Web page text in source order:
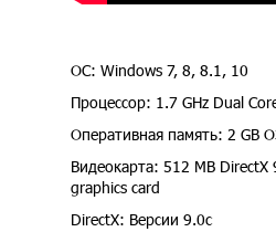
ОС: Windows 7, 8, 8.1, 10
Процессор: 1.7 GHz Dual
Оперативная память: 2 GB
Видеокарта: 512 MB DirectX
graphics card
DirectX: Версии 9.0c